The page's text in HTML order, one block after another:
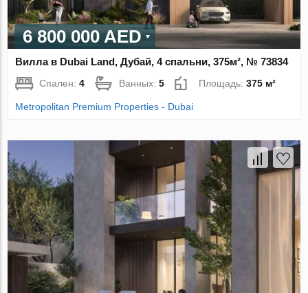
6 800 000 AED
Вилла в Dubai Land, Дубай, 4 спальни, 375м², № 73834
Спален:4 Ванных:5 Площадь:375 м²
Metropolitan Premium Properties - Dubai